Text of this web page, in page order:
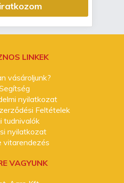
LINKEK
vásároljunk?
nyilatkozat
Feltételek
tudnivalók
nyilatkozat
vitarendezés
VAGYUNK